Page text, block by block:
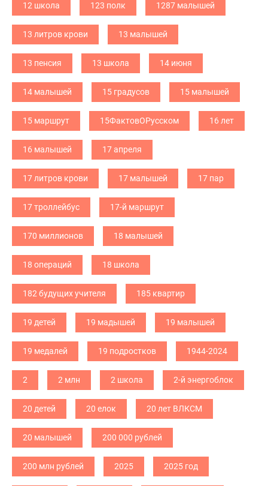
12 школа 123 полк 1287 малышей
13 литров крови 13 малышей
13 пенсия 13 школа 14 июня
14 малышей 15 градусов 15 малышей
15 маршрут 15ФактовОРусском 16 лет
16 малышей 17 апреля
17 литров крови 17 малышей 17 пар
17 троллейбус 17-й маршрут
170 миллионов 18 малышей
18 операций 18 школа
182 будущих учителя 185 квартир
19 детей 19 мадышей 19 малышей
19 медалей 19 подростков 1944-2024
2 2 млн 2 школа 2-й энергоблок
20 детей 20 елок 20 лет ВЛКСМ
20 малышей 200 000 рублей
200 млн рублей 2025 2025 год